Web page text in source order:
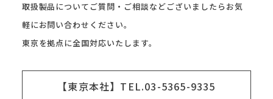
取扱製品についてご質問・ご相談などございましたらお気
軽にお問い合わせください。
東京を拠点に全国対応いたします。
【東京本社】TEL.03-5365-9335